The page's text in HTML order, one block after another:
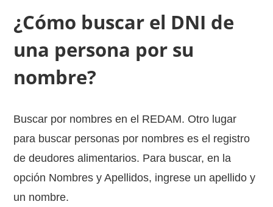
¿Cómo buscar el DNI de
una persona por su
nombre?
Buscar por nombres en el REDAM. Otro lugar
para buscar personas por nombres es el registro
de deudores alimentarios. Para buscar, en la
opción Nombres y Apellidos, ingrese un apellido y
un nombre.